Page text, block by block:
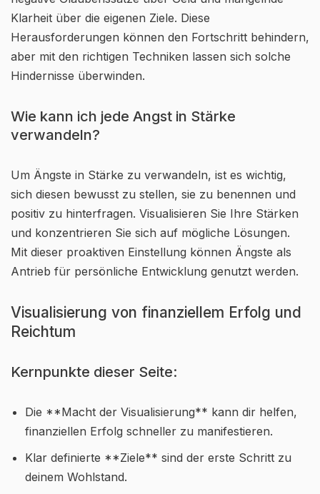
Klarheit über die eigenen Ziele. Diese
Herausforderungen können den Fortschritt behindern,
aber mit den richtigen Techniken lassen sich solche
Hindernisse überwinden.
Wie kann ich jede Angst in Stärke
verwandeln?
Um Ängste in Stärke zu verwandeln, ist es wichtig,
sich diesen bewusst zu stellen, sie zu benennen und
positiv zu hinterfragen. Visualisieren Sie Ihre Stärken
und konzentrieren Sie sich auf mögliche Lösungen.
Mit dieser proaktiven Einstellung können Ängste als
Antrieb für persönliche Entwicklung genutzt werden.
Visualisierung von finanziellem Erfolg und
Reichtum
Kernpunkte dieser Seite:
Die **Macht der Visualisierung** kann dir helfen,
finanziellen Erfolg schneller zu manifestieren.
Klar definierte **Ziele** sind der erste Schritt zu
deinem Wohlstand.